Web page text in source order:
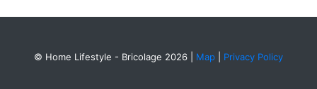
© Home Lifestyle - Bricolage 2026 Map Privacy Policy